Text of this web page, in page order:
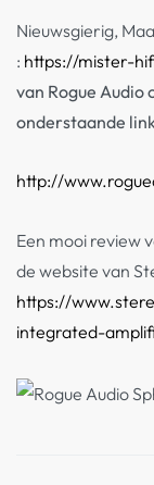
Nieuwsgierig,
: https://mister-
van Rogue Audio
onderstaande
http://
Een mooi review
de website van
https://
integrated-